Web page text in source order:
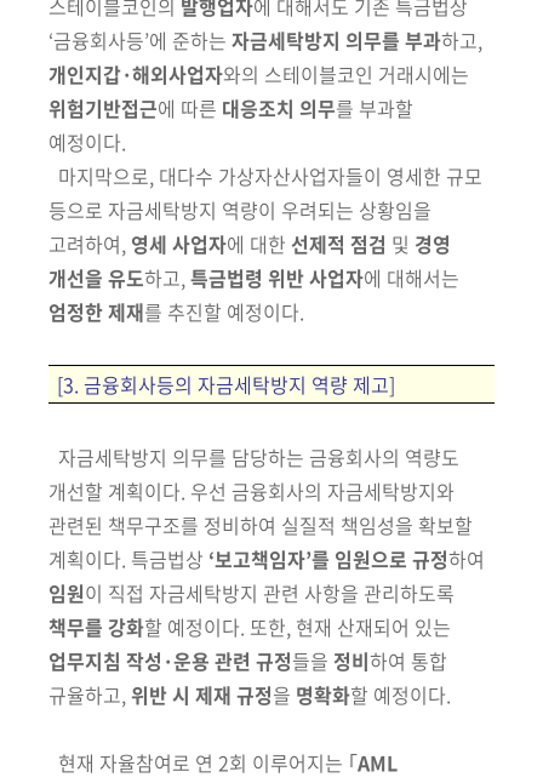
스테이블코인의 발행업자에 대해서도 기존 특금법상
‘금융회사등’에 준하는 자금세탁방지 의무를 부과하고,
개인지갑·해외사업자와의 스테이블코인 거래시에는
위험기반접근에 따른 대응조치 의무를 부과할
예정이다.
마지막으로, 대다수 가상자산사업자들이 영세한 규모
등으로 자금세탁방지 역량이 우려되는 상황임을
고려하여, 영세 사업자에 대한 선제적 점검 및 경영
개선을 유도하고,특금법령 위반 사업자에 대해서는
엄정한 제재를 추진할 예정이다.
[3. 금융회사등의 자금세탁방지 역량 제고]
자금세탁방지 의무를 담당하는 금융회사의 역량도
개선할 계획이다. 우선 금융회사의 자금세탁방지와
관련된 책무구조를 정비하여 실질적 책임성을 확보할
계획이다. 특금법상 ‘보고책임자’를 임원으로 규정하여
임원이 직접 자금세탁방지 관련 사항을 관리하도록
책무를 강화할 예정이다. 또한, 현재 산재되어 있는
업무지침 작성·운용 관련 규정들을 정비하여 통합
규율하고, 위반 시 제재 규정을 명확화할 예정이다.
현재 자율참여로 연 2회 이루어지는 ｢AML